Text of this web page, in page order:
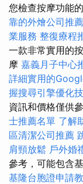
您檢查按摩功能
靠的外燴公司推薦
業服務 整復療程
一款非常實用的
摩 嘉義月子中心
詳細實用的
握搜尋引擎優化
資訊和價格僅供
士推薦名單 了解
區清潔公司推薦
肩頸放鬆 戶外婚
參考，可能包含
基隆台胞證申請